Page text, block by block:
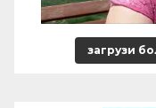
загрузи